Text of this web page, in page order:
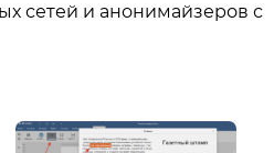
сетей и анонимайзеров с